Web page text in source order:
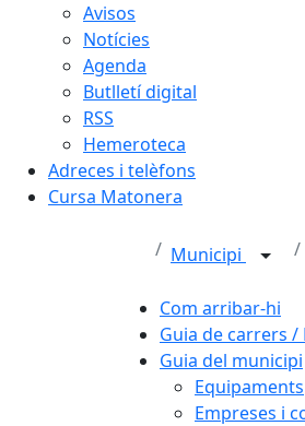
Avisos
Notícies
Agenda
Butlletí digital
RSS
Hemeroteca
Adreces i telèfons
Cursa Matonera
Municipi
Com arribar-hi
Guia de carrers /
Guia del municipi
Equipaments
Empreses i